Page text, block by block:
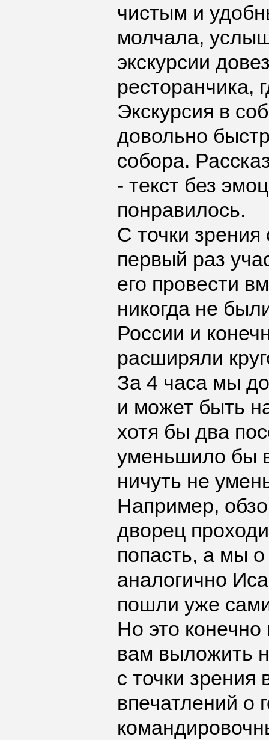
чистым и
молчала,
экскурсии
ресторанчика,
Экскурсия в
довольно
собора.
- текст без
понравилось.
С точки зрения
первый раз
его провести
никогда не
России и
расширяли
За 4 часа мы
и может быть
хотя бы два
уменьшило бы
ничуть не
Например,
дворец
попасть, а мы
аналогично
пошли уже
Но это
вам выложить
с точки
впечатлений о